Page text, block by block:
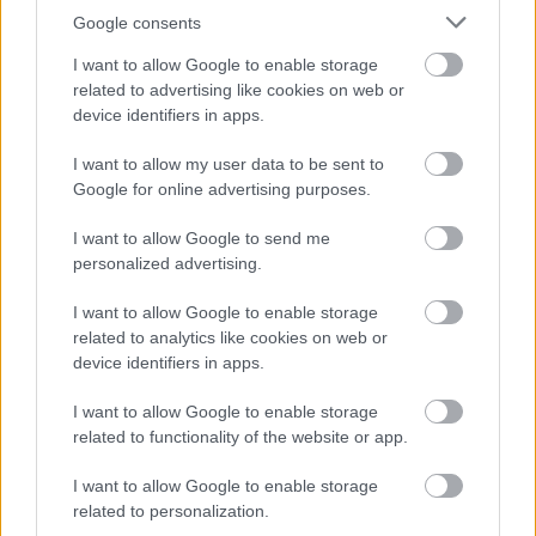
Google consents
I want to allow Google to enable storage
related to advertising like cookies on web or
device identifiers in apps.
I want to allow my user data to be sent to
Google for online advertising purposes.
I want to allow Google to send me
personalized advertising.
I want to allow Google to enable storage
related to analytics like cookies on web or
device identifiers in apps.
I want to allow Google to enable storage
related to functionality of the website or app.
I want to allow Google to enable storage
related to personalization.
hiányérzetet kelthet.
INTERJÚ AZ ALKOTÓKKAL A FILM ELKÉSZÍTÉSÉRŐL.
Az említett 1987-es Moziklipaz akkori társadalom
inkább egy korszak vizuális lenyomatát láthatjuk
benne, a társadalmi szál inkább megmosolyogtató.
kevesebbet fog készültének idejéről mesélni, de nem
is ez volt a célja. A Szimler-Rév páros egy időszak
zenei keresztmetszetét mozgóképesítette ötletesen,
filmjük leginkább ennek a mementója és vannak
benne percek, amikor simán azt gondolhatjuk: „hm,
ez a zenekar így egészen rendben van!”
Dömötör Endre